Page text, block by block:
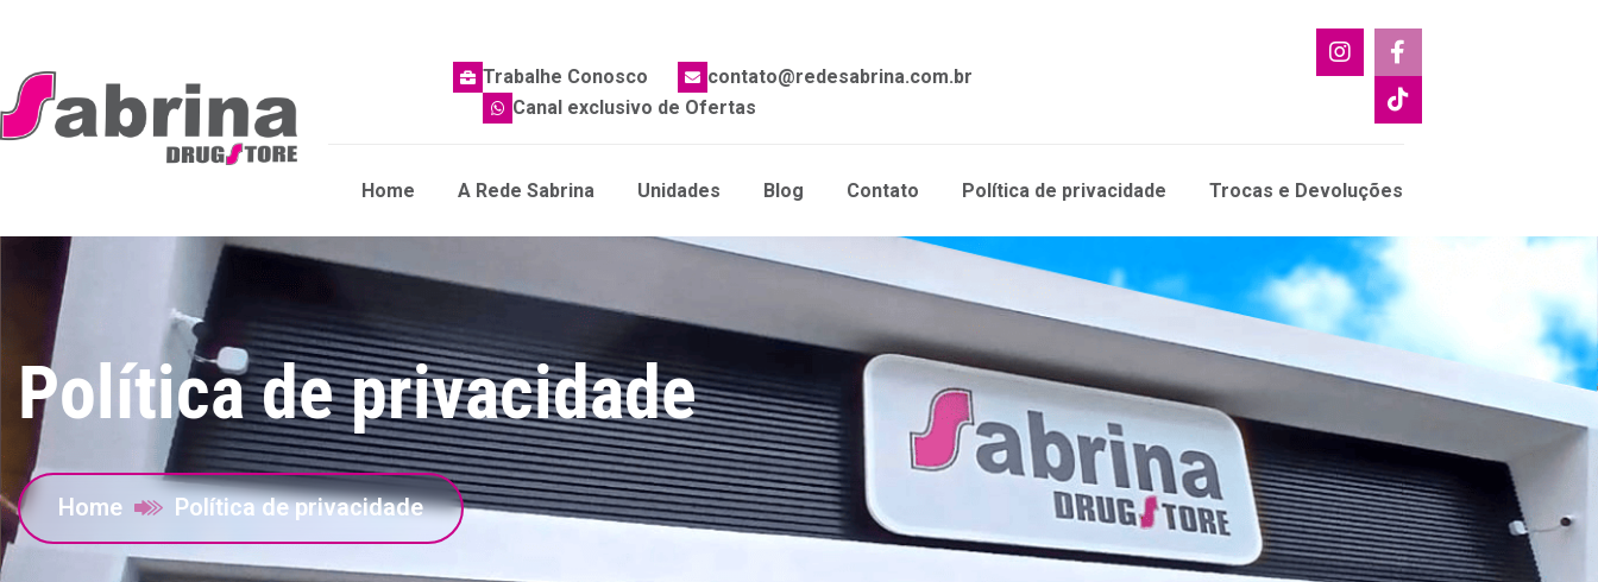
Trabalhe Conosco
contato@redesabrina.com.br
Canal exclusivo de Ofertas
Home A Rede Sabrina Unidades Blog Contato Política de privacidade Trocas e Devoluções
Política de privacidade
Home Política de privacidade